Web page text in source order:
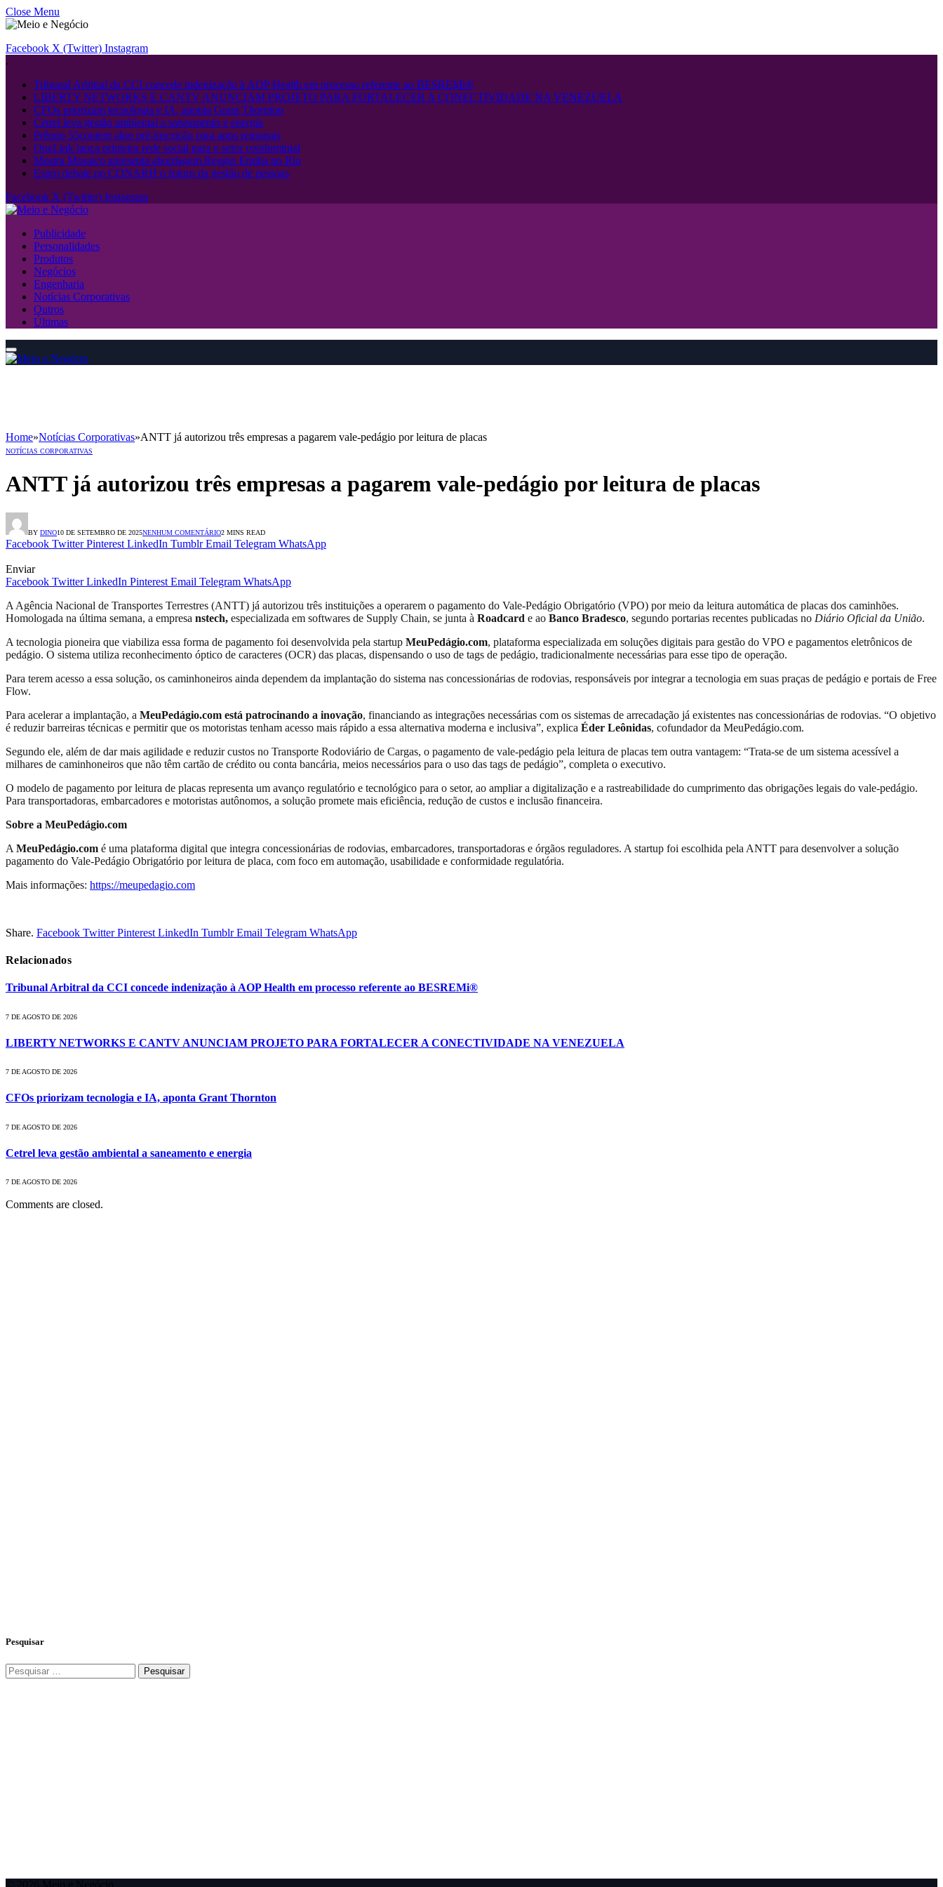
Close Menu
Facebook X (Twitter) Instagram
.
Tribunal Arbitral da CCI concede indenização à AOP Health em processo referente ao BESREMi®
LIBERTY NETWORKS E CANTV ANUNCIAM PROJETO PARA FORTALECER A CONECTIVIDADE NA VENEZUELA
CFOs priorizam tecnologia e IA, aponta Grant Thornton
Cetrel leva gestão ambiental a saneamento e energia
Prêmio 55content abre pré-inscrição para apps regionais
OneLink lança primeira rede social para o setor condominial
Mostra Mosaico apresenta abordagem Reggio Emilia no Rio
Espro debate no CONARH o futuro da gestão de pessoas
Facebook X (Twitter) Instagram
Publicidade
Personalidades
Produtos
Negócios
Engenharia
Notícias Corporativas
Outros
Últimas
Home»Notícias Corporativas»ANTT já autorizou três empresas a pagarem vale-pedágio por leitura de placas
NOTÍCIAS CORPORATIVAS
ANTT já autorizou três empresas a pagarem vale-pedágio por leitura de placas
BY DINO10 DE SETEMBRO DE 2025NENHUM COMENTÁRIO2 MINS READ
Facebook Twitter Pinterest LinkedIn Tumblr Email Telegram WhatsApp
Enviar
Facebook Twitter LinkedIn Pinterest Email Telegram WhatsApp
A Agência Nacional de Transportes Terrestres (ANTT) já autorizou três instituições a operarem o pagamento do Vale-Pedágio Obrigatório (VPO) por meio da leitura automática de placas dos caminhões.
Homologada na última semana, a empresa nstech, especializada em softwares de Supply Chain, se junta à Roadcard e ao Banco Bradesco, segundo portarias recentes publicadas no Diário Oficial da União.
A tecnologia pioneira que viabiliza essa forma de pagamento foi desenvolvida pela startup MeuPedágio.com, plataforma especializada em soluções digitais para gestão do VPO e pagamentos eletrônicos de
pedágio. O sistema utiliza reconhecimento óptico de caracteres (OCR) das placas, dispensando o uso de tags de pedágio, tradicionalmente necessárias para esse tipo de operação.
Para terem acesso a essa solução, os caminhoneiros ainda dependem da implantação do sistema nas concessionárias de rodovias, responsáveis por integrar a tecnologia em suas praças de pedágio e portais de Free
Flow.
Para acelerar a implantação, a MeuPedágio.com está patrocinando a inovação, financiando as integrações necessárias com os sistemas de arrecadação já existentes nas concessionárias de rodovias. “O objetivo
é reduzir barreiras técnicas e permitir que os motoristas tenham acesso mais rápido a essa alternativa moderna e inclusiva”, explica Éder Leônidas, cofundador da MeuPedágio.com.
Segundo ele, além de dar mais agilidade e reduzir custos no Transporte Rodoviário de Cargas, o pagamento de vale-pedágio pela leitura de placas tem outra vantagem: “Trata-se de um sistema acessível a
milhares de caminhoneiros que não têm cartão de crédito ou conta bancária, meios necessários para o uso das tags de pedágio”, completa o executivo.
O modelo de pagamento por leitura de placas representa um avanço regulatório e tecnológico para o setor, ao ampliar a digitalização e a rastreabilidade do cumprimento das obrigações legais do vale-pedágio.
Para transportadoras, embarcadores e motoristas autônomos, a solução promete mais eficiência, redução de custos e inclusão financeira.
Sobre a MeuPedágio.com
A MeuPedágio.com é uma plataforma digital que integra concessionárias de rodovias, embarcadores, transportadoras e órgãos reguladores. A startup foi escolhida pela ANTT para desenvolver a solução
pagamento do Vale-Pedágio Obrigatório por leitura de placa, com foco em automação, usabilidade e conformidade regulatória.
Mais informações: https://meupedagio.com
Share. Facebook Twitter Pinterest LinkedIn Tumblr Email Telegram WhatsApp
Relacionados
Tribunal Arbitral da CCI concede indenização à AOP Health em processo referente ao BESREMi®
7 DE AGOSTO DE 2026
LIBERTY NETWORKS E CANTV ANUNCIAM PROJETO PARA FORTALECER A CONECTIVIDADE NA VENEZUELA
7 DE AGOSTO DE 2026
CFOs priorizam tecnologia e IA, aponta Grant Thornton
7 DE AGOSTO DE 2026
Cetrel leva gestão ambiental a saneamento e energia
7 DE AGOSTO DE 2026
Comments are closed.
Pesquisar
© 2026 Meio e Negócio